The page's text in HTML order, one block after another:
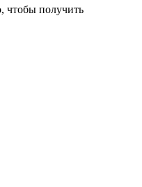
чтобы получить